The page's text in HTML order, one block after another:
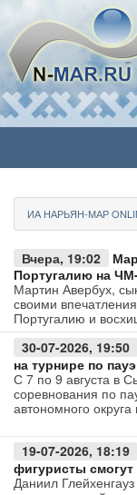
Политика
Бизнес
Общество
Культура
Медиа
Авто
Спорт
ИА НАРЬЯН-МАР
Вчера, 19:02
Португалию на
Мартин Авербух,
своими
Португалию и
30-07-2026, 19:50
на турнире по
С 7 по 9 августа в
соревнования по
автономного
19-07-2026, 18:19
фигуристы
Даниил